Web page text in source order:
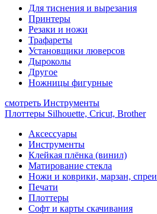
Для тиснения и вырезания
Принтеры
Резаки и ножи
Трафареты
Установщики люверсов
Дыроколы
Другое
Ножницы фигурные
смотреть Инструменты
Плоттеры Silhouette, Cricut, Brother
Аксессуары
Инструменты
Клейкая плёнка (винил)
Матирование стекла
Ножи и коврики, марзан, спреи
Печати
Плоттеры
Софт и карты скачивания